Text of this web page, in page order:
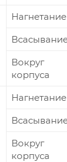
Нагнетание
Вокруг
корпуса
Нагнетание
Вокруг
корпуса